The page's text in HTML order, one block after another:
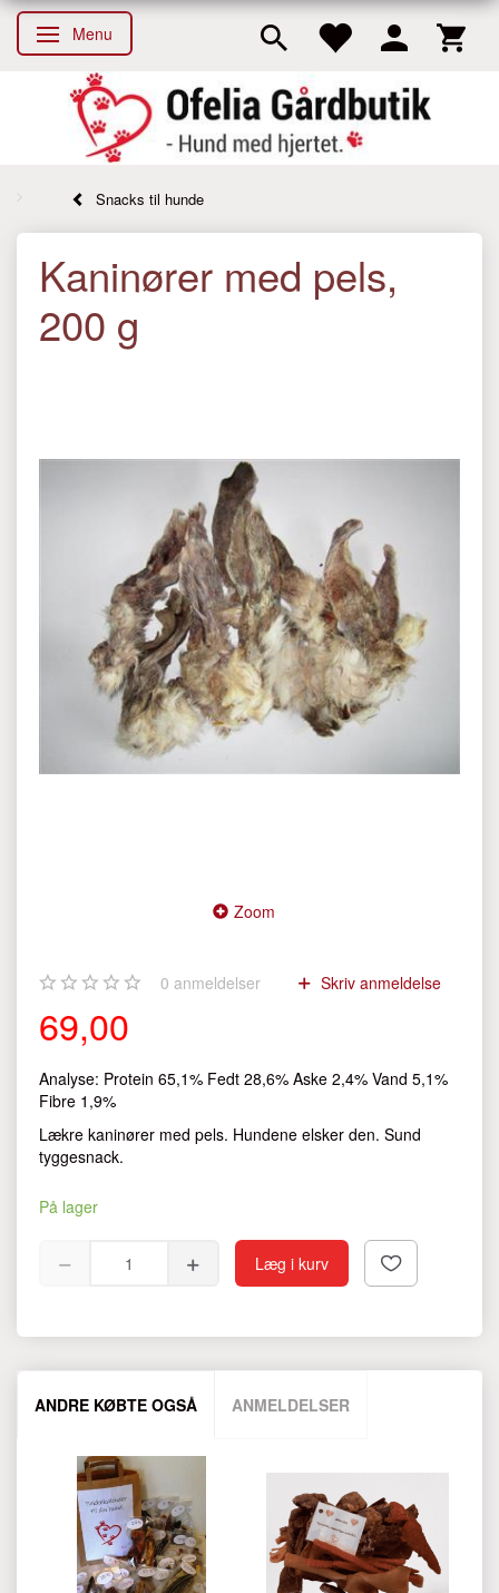
Skifte navigation
Menu
Snacks til hunde
Kaninører med pels,
200 g
Zoom
0 anmeldelser Skriv anmeldelse
69,00
Analyse: Protein 65,1% Fedt 28,6% Aske 2,4% Vand 5,1%
Fibre 1,9%
Lækre kaninører med pels. Hundene elsker den. Sund
tyggesnack.
På lager
Læg i kurv
ANDRE KØBTE OGSÅ ANMELDELSER